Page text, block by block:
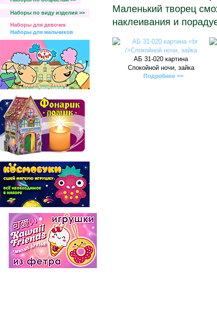
Наборы по виду изделия >>
Наборы для девочек
Наборы для мальчиков
Маленький творец
наклеивания и
АБ 31-020 картина
Спокойной ночи, зайка
Подробнее >>